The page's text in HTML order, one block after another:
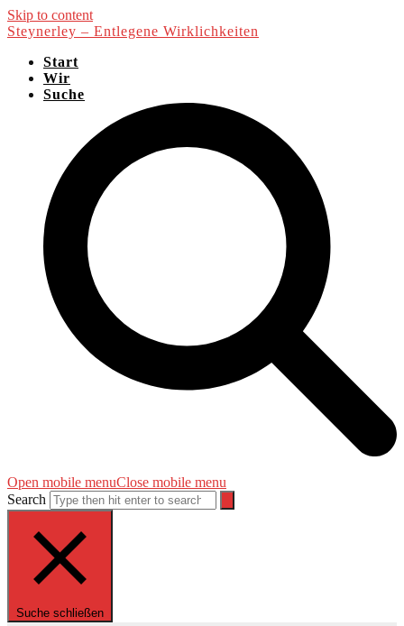
Skip to content
Steynerley – Entlegene Wirklichkeiten
Start
Wir
Suche
Open mobile menuClose mobile menu
Search
Suche schließen